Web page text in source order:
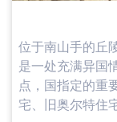
位于南山手的丘
是一处充满异国
点，国指定的重
宅、旧奥尔特住